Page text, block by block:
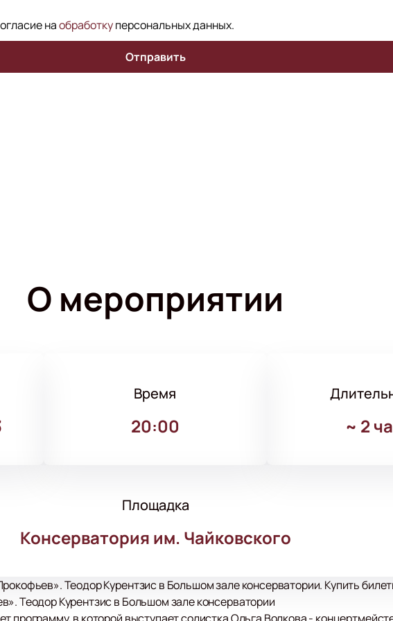
наобработкуперсональных данных.
Отправить
О мероприятии
Время
20:00 ~ 2
Площадка
Консерватория им. Чайковского
Теодор Курентзис в Большом зале консерватории. Купить
Теодор Курентзис в Большом зале консерватории